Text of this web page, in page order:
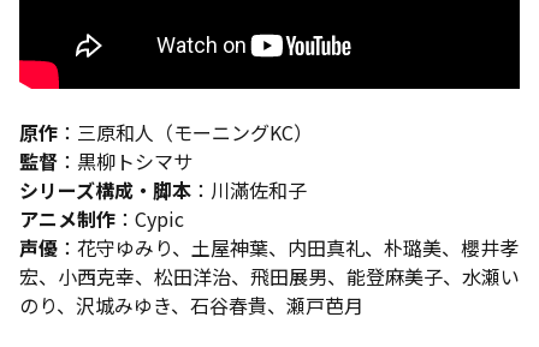
原作 ：三原和人（モーニングKC）
監督 ：黒柳トシマサ
シリーズ構成・脚本 ：川滿佐和子
アニメ制作 ：Cypic
声優 ：花守ゆみり、土屋神葉、内田真礼、朴璐美、櫻井孝
宏、小西克幸、松田洋治、飛田展男、能登麻美子、水瀬い
のり、沢城みゆき、石谷春貴、瀬戸芭月